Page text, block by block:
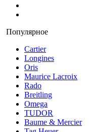
Популярное
Cartier
Longines
Oris
Maurice Lacroix
Rado
Breitling
Omega
TUDOR
Baume & Mercier